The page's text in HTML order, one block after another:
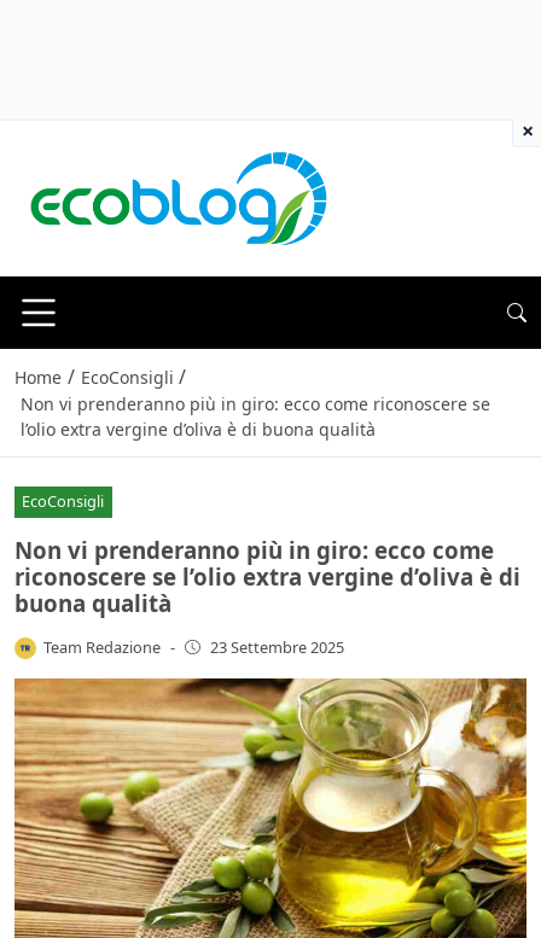
Home / EcoConsigli /
Non vi prenderanno più in giro: ecco come riconoscere se
l’olio extra vergine d’oliva è di buona qualità
EcoConsigli
Non vi prenderanno più in giro: ecco come
riconoscere se l’olio extra vergine d’oliva è di
buona qualità
Team Redazione - 23 Settembre 2025
×